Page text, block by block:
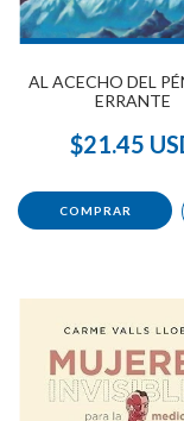
AL ACECHO DEL
ERRANTE
$21.45